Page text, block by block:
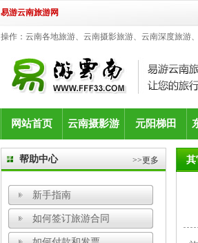
易游云南旅游网
操作：云南各地旅游、云南摄影旅游、云南深度旅游
网站首页 云南摄影游 元阳梯田
帮助中心 >>更多
新手指南
如何签订旅游合同
其